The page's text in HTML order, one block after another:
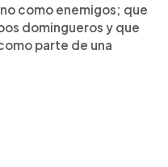
como enemigos; que
domingueros y que
parte de una